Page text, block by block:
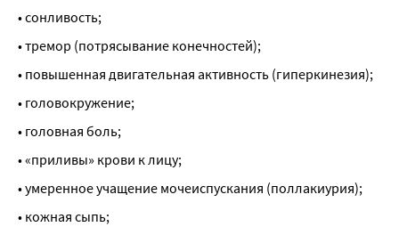
• сонливость;
• тремор (потрясывание конечностей);
• повышенная двигательная активность (гиперкинезия);
• головокружение;
• головная боль;
• «приливы» крови к лицу;
• умеренное учащение мочеиспускания (поллакиурия);
• кожная сыпь;